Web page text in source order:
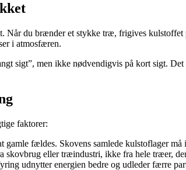
du brænder et stykke træ, frigives
i atmosfæren.
sigt”, men ikke nødvendigvis på kort sigt.
faktorer:
gamle fældes. Skovens samlede kulstoflager må
eller træindustri, ikke fra hele træer,
udnytter energien bedre og udleder færre